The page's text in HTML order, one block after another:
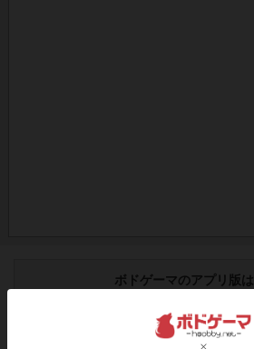
ボドゲーマのアプリ版